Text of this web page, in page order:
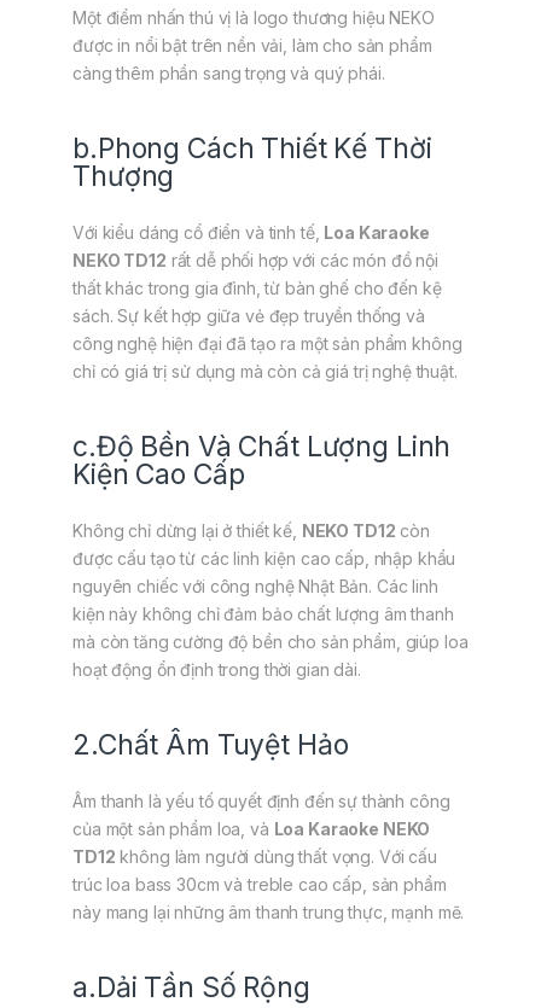
Một điểm nhấn thú vị là logo thương hiệu NEKO
được in nổi bật trên nền vải, làm cho sản phẩm
càng thêm phần sang trọng và quý phái.
b.Phong Cách Thiết Kế Thời
Thượng
Với kiểu dáng cổ điển và tinh tế, Loa Karaoke
NEKO TD12 rất dễ phối hợp với các món đồ nội
thất khác trong gia đình, từ bàn ghế cho đến kệ
sách. Sự kết hợp giữa vẻ đẹp truyền thống và
công nghệ hiện đại đã tạo ra một sản phẩm không
chỉ có giá trị sử dụng mà còn cả giá trị nghệ thuật.
c.Độ Bền Và Chất Lượng Linh
Kiện Cao Cấp
Không chỉ dừng lại ở thiết kế, NEKO TD12 còn
được cấu tạo từ các linh kiện cao cấp, nhập khẩu
nguyên chiếc với công nghệ Nhật Bản. Các linh
kiện này không chỉ đảm bảo chất lượng âm thanh
mà còn tăng cường độ bền cho sản phẩm, giúp loa
hoạt động ổn định trong thời gian dài.
2.Chất Âm Tuyệt Hảo
Âm thanh là yếu tố quyết định đến sự thành công
của một sản phẩm loa, và Loa Karaoke NEKO
TD12 không làm người dùng thất vọng. Với cấu
trúc loa bass 30cm và treble cao cấp, sản phẩm
này mang lại những âm thanh trung thực, mạnh mẽ.
a.Dải Tần Số Rộng